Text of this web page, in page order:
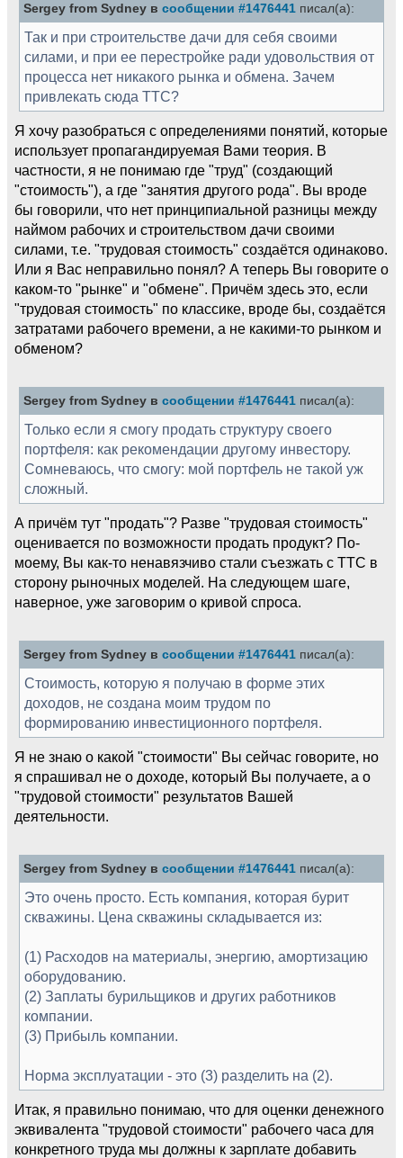
Sergey from Sydney в сообщении #1476441 писал(а):
Так и при строительстве дачи для себя своими
силами, и при ее перестройке ради удовольствия от
процесса нет никакого рынка и обмена. Зачем
привлекать сюда ТТС?
Я хочу разобраться с определениями понятий, которые
использует пропагандируемая Вами теория. В
частности, я не понимаю где "труд" (создающий
"стоимость"), а где "занятия другого рода". Вы вроде
бы говорили, что нет принципиальной разницы между
наймом рабочих и строительством дачи своими
силами, т.е. "трудовая стоимость" создаётся одинаково.
Или я Вас неправильно понял? А теперь Вы говорите о
каком-то "рынке" и "обмене". Причём здесь это, если
"трудовая стоимость" по классике, вроде бы, создаётся
затратами рабочего времени, а не какими-то рынком и
обменом?
Sergey from Sydney в сообщении #1476441 писал(а):
Только если я смогу продать структуру своего
портфеля: как рекомендации другому инвестору.
Сомневаюсь, что смогу: мой портфель не такой уж
сложный.
А причём тут "продать"? Разве "трудовая стоимость"
оценивается по возможности продать продукт? По-
моему, Вы как-то ненавязчиво стали съезжать с ТТС в
сторону рыночных моделей. На следующем шаге,
наверное, уже заговорим о кривой спроса.
Sergey from Sydney в сообщении #1476441 писал(а):
Стоимость, которую я получаю в форме этих
доходов, не создана моим трудом по
формированию инвестиционного портфеля.
Я не знаю о какой "стоимости" Вы сейчас говорите, но
я спрашивал не о доходе, который Вы получаете, а о
"трудовой стоимости" результатов Вашей
деятельности.
Sergey from Sydney в сообщении #1476441 писал(а):
Это очень просто. Есть компания, которая бурит
скважины. Цена скважины складывается из:
(1) Расходов на материалы, энергию, амортизацию
оборудованию.
(2) Заплаты бурильщиков и других работников
компании.
(3) Прибыль компании.
Норма эксплуатации - это (3) разделить на (2).
Итак, я правильно понимаю, что для оценки денежного
эквивалента "трудовой стоимости" рабочего часа для
конкретного труда мы должны к зарплате добавить